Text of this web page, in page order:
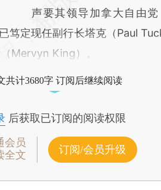
声要其领导加拿大自由
笃定现任副行长塔克（Paul
Mervyn King）。
共计3680字 订阅后继续阅读
后获取已订阅的阅读权限
会员
全文
订阅/会员升级